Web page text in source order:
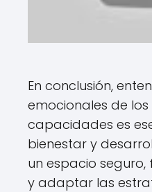
En conclusión,
emocionales de
capacidades es
bienestar y
un espacio
y adaptar las